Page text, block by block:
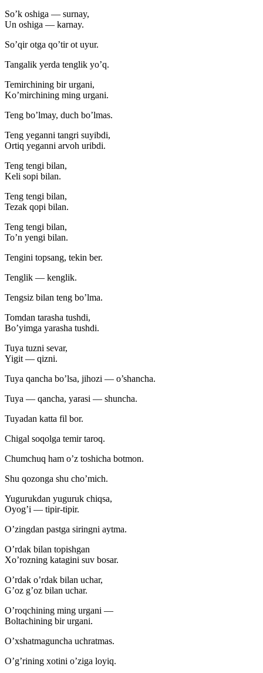
So’k oshiga — surnay,
Un oshiga — karnay.
So’qir otga qo’tir ot uyur.
Tangalik yerda tenglik yo’q.
Temirchining bir urgani,
Ko’mirchining ming urgani.
Teng bo’lmay, duch bo’lmas.
Teng yeganni tangri suyibdi,
Ortiq yeganni arvoh uribdi.
Teng tengi bilan,
Keli sopi bilan.
Teng tengi bilan,
Tezak qopi bilan.
Teng tengi bilan,
To’n yengi bilan.
Tengini topsang, tekin ber.
Tenglik — kenglik.
Tengsiz bilan teng bo’lma.
Tomdan tarasha tushdi,
Bo’yimga yarasha tushdi.
Tuya tuzni sevar,
Yigit — qizni.
Tuya qancha bo’lsa, jihozi — o’shancha.
Tuya — qancha, yarasi — shuncha.
Tuyadan katta fil bor.
Chigal soqolga temir taroq.
Chumchuq ham o’z toshicha botmon.
Shu qozonga shu cho’mich.
Yugurukdan yuguruk chiqsa,
Oyog’i — tipir-tipir.
O’zingdan pastga siringni aytma.
O’rdak bilan topishgan
Xo’rozning katagini suv bosar.
O’rdak o’rdak bilan uchar,
G’oz g’oz bilan uchar.
O’roqchining ming urgani —
Boltachining bir urgani.
O’xshatmaguncha uchratmas.
O’g’rining xotini o’ziga loyiq.